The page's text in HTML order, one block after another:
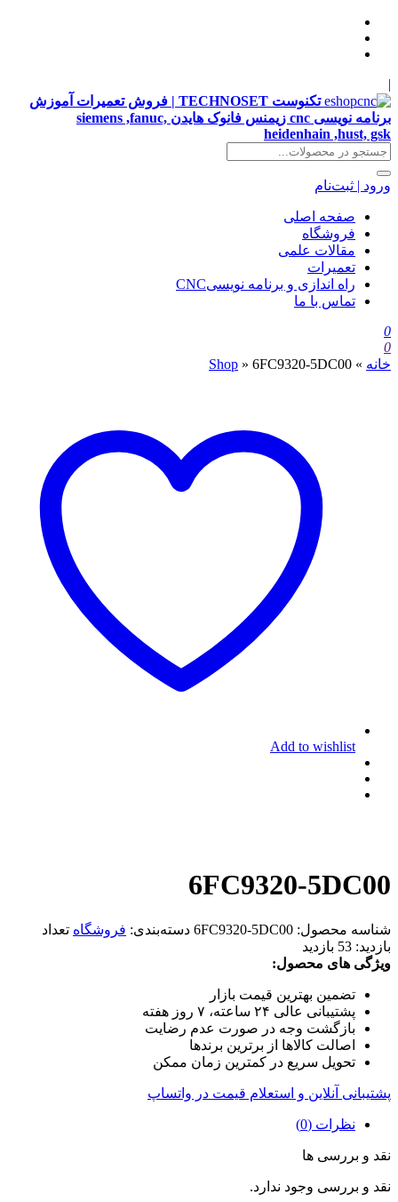
|
تکنوست TECHNOSET | فروش تعمیرات آموزش
برنامه نویسی cnc زیمنس فانوک هایدن siemens ,fanuc,
heidenhain ,hust, gsk
ورود | ثبت‌نام
صفحه اصلی
فروشگاه
مقالات علمی
تعمیرات
راه اندازی و برنامه نویسیCNC
تماس با ما
0
0
خانه »
Shop » 6FC9320-5DC00
Add to wishlist
6FC9320-5DC00
شناسه محصول: 6FC9320-5DC00 دسته‌بندی: فروشگاه تعداد
بازدید: 53 بازدید
ویژگی های محصول:
تضمین بهترین قیمت بازار
پشتیبانی عالی ۲۴ ساعته، ۷ روز هفته
بازگشت وجه در صورت عدم رضایت
اصالت کالاها از برترین برندها
تحویل سریع در کمترین زمان ممکن
پشتیبانی آنلاین و استعلام قیمت در واتساپ
نظرات (0)
نقد و بررسی ها
نقد و بررسی وجود ندارد.